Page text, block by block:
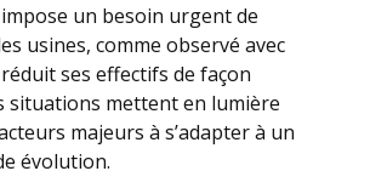
un besoin urgent de
usines, comme observé avec
ses effectifs de façon
situations mettent en lumière
majeurs à s’adapter à un
évolution.